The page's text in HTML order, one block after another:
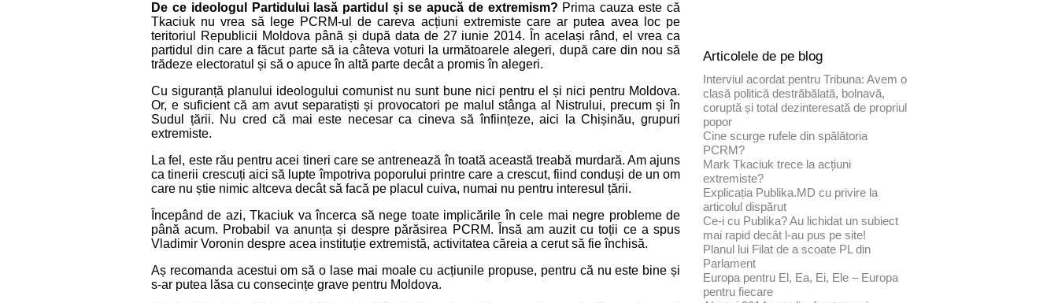
De ce ideologul Partidului lasă partidul și se apucă de extremism? Prima cauza este că
Tkaciuk nu vrea să lege PCRM-ul de careva acțiuni extremiste care ar putea avea loc pe
teritoriul Republicii Moldova până și după data de 27 iunie 2014. În același rând, el vrea ca
partidul din care a făcut parte să ia câteva voturi la următoarele alegeri, după care din nou să
trădeze electoratul și să o apuce în altă parte decât a promis în alegeri.
Cu siguranță planului ideologului comunist nu sunt bune nici pentru el și nici pentru Moldova.
Or, e suficient că am avut separatiști și provocatori pe malul stânga al Nistrului, precum și în
Sudul țării. Nu cred că mai este necesar ca cineva să înființeze, aici la Chișinău, grupuri
extremiste.
La fel, este rău pentru acei tineri care se antrenează în toată această treabă murdară. Am ajuns
ca tinerii crescuți aici să lupte împotriva poporului printre care a crescut, fiind conduși de un om
care nu știe nimic altceva decât să facă pe placul cuiva, numai nu pentru interesul țării.
Începând de azi, Tkaciuk va încerca să nege toate implicările în cele mai negre probleme de
până acum. Probabil va anunța și despre părăsirea PCRM. Însă am auzit cu toții ce a spus
Vladimir Voronin despre acea instituție extremistă, activitatea căreia a cerut să fie închisă.
Aș recomanda acestui om să o lase mai moale cu acțiunile propuse, pentru că nu este bine și
s-ar putea lăsa cu consecințe grave pentru Moldova.
Articolele de pe blog
Interviul acordat pentru Tribuna: Avem o
clasă politică destrăbălată, bolnavă,
coruptă și total dezinteresată de propriul
popor
Cine scurge rufele din spălătoria
PCRM?
Mark Tkaciuk trece la acțiuni
extremiste?
Explicația Publika.MD cu privire la
articolul dispărut
Ce-i cu Publika? Au lichidat un subiect
mai rapid decât l-au pus pe site!
Planul lui Filat de a scoate PL din
Parlament
Europa pentru El, Ea, Ei, Ele – Europa
pentru fiecare